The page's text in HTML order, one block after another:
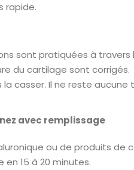
rapide.
sont pratiquées à
du cartilage sont corrigés.
casser. Il ne reste
avec remplissage
ou de produits de
15 à 20 minutes.